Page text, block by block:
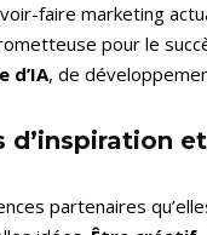
faire marketing
pour le
d’IA, de
d’inspiration
partenaires